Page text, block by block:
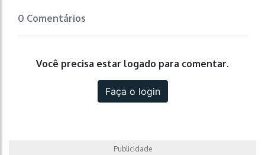
0 Comentários
Você precisa estar logado para comentar.
Faça o login
Publicidade